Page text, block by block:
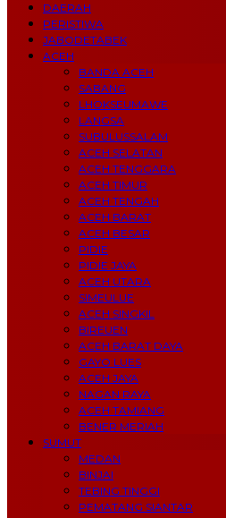
DAERAH
PERISTIWA
JABODETABEK
ACEH
BANDA ACEH
SABANG
LHOKSEUMAWE
LANGSA
SUBULUSSALAM
ACEH SELATAN
ACEH TENGGARA
ACEH TIMUR
ACEH TENGAH
ACEH BARAT
ACEH BESAR
PIDIE
PIDIE JAYA
ACEH UTARA
SIMEULUE
ACEH SINGKIL
BIREUEN
ACEH BARAT DAYA
GAYO LUES
ACEH JAYA
NAGAN RAYA
ACEH TAMIANG
BENER MERIAH
SUMUT
MEDAN
BINJAI
TEBING TINGGI
PEMATANG SIANTAR